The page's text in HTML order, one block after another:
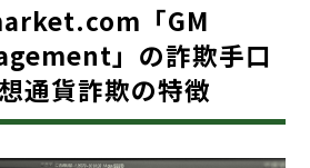
「GM
」の詐欺手口
通貨詐欺の特徴